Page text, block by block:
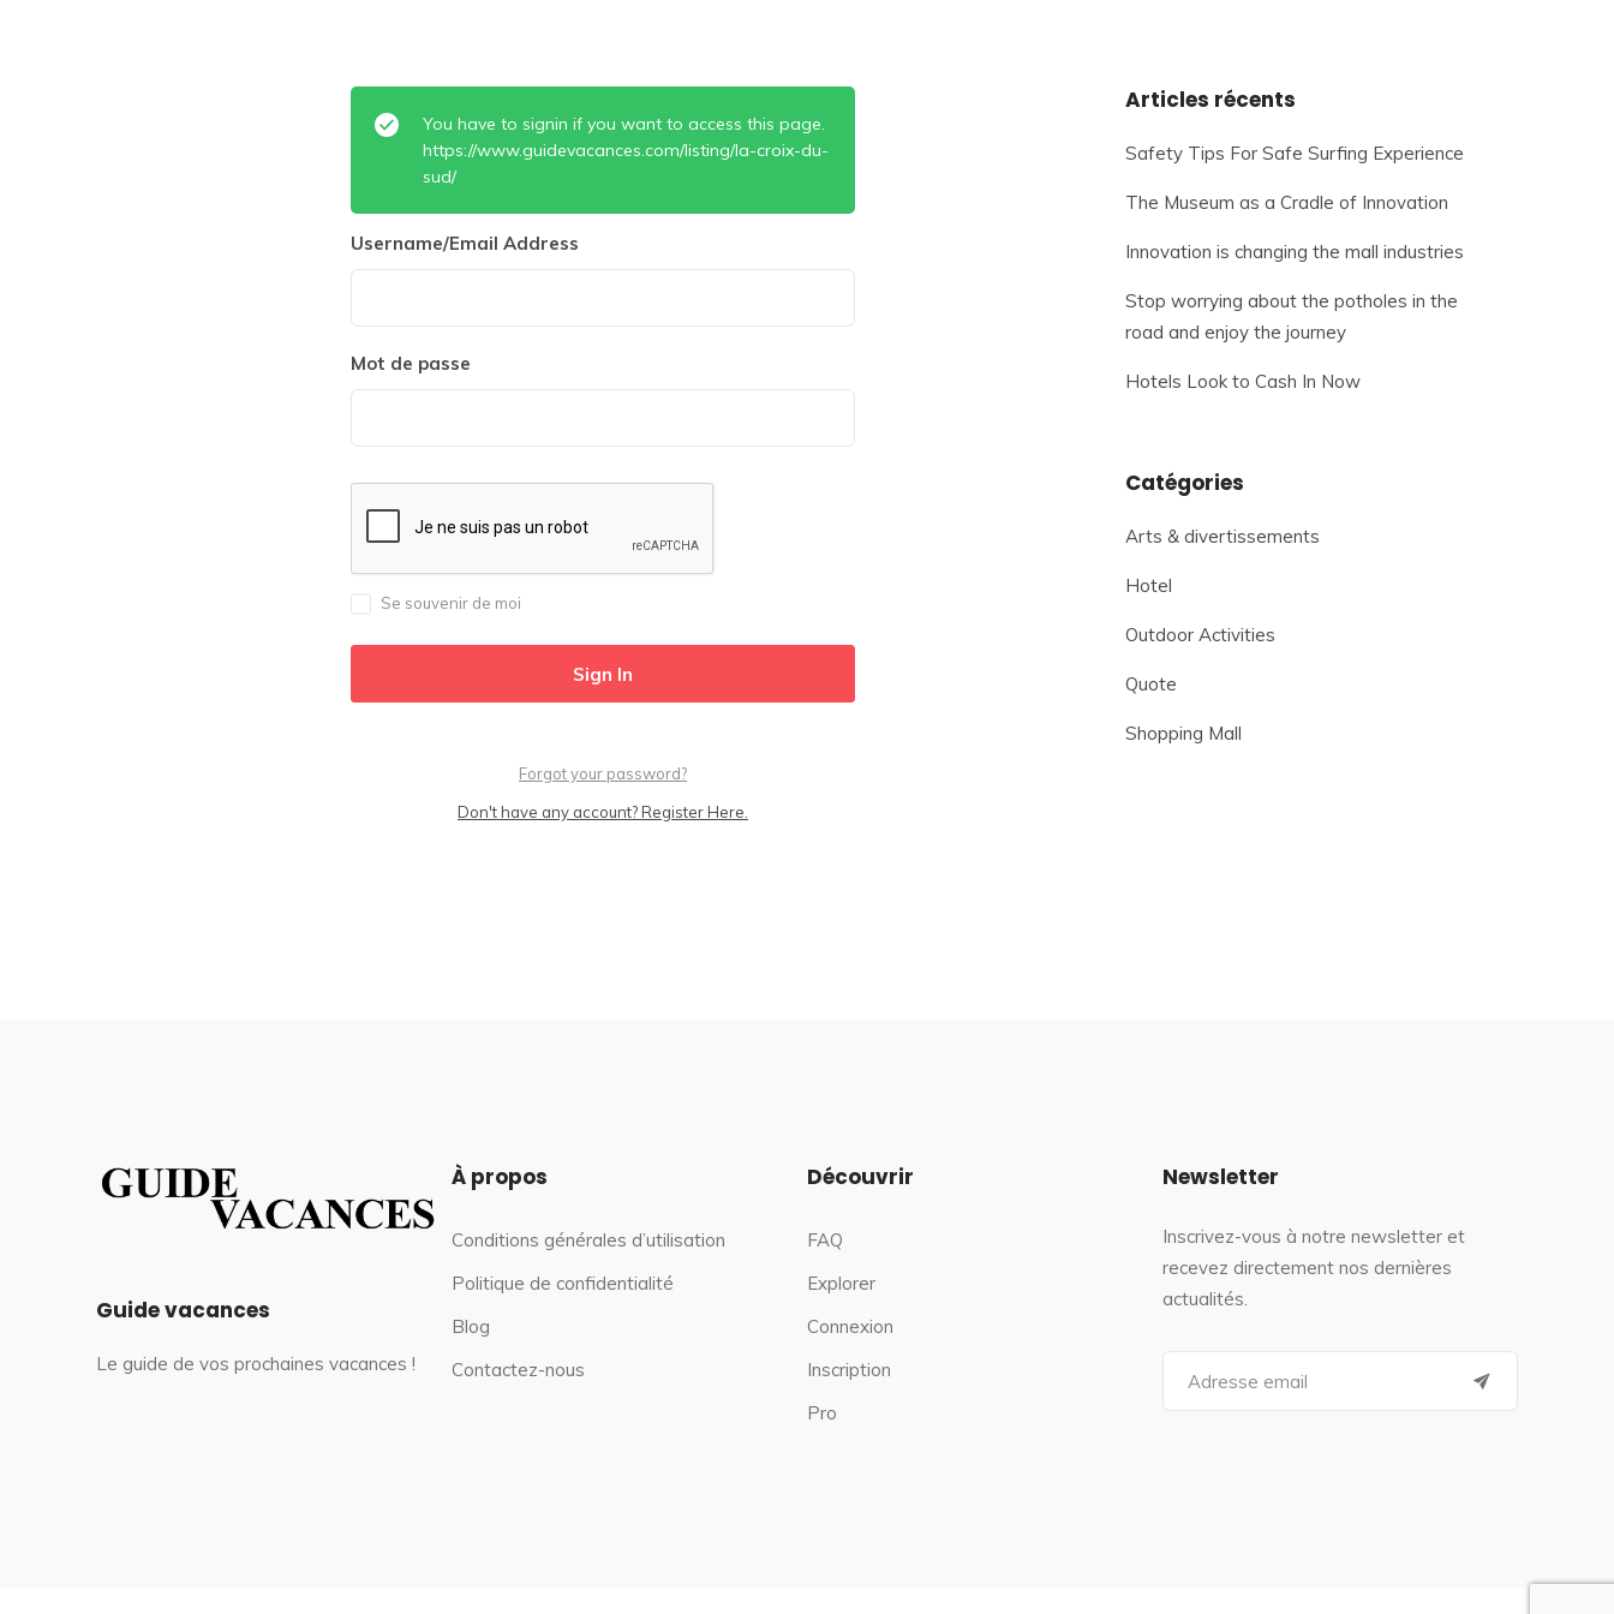
You have to signin if you want to access this page.
https://www.guidevacances.com/listing/la-croix-du-
sud/
Username/Email Address
Mot de passe
Se souvenir de moi
Forgot your password?
Don't have any account? Register Here.
Articles récents
Safety Tips For Safe Surfing Experience
The Museum as a Cradle of Innovation
Innovation is changing the mall industries
Stop worrying about the potholes in the
road and enjoy the journey
Hotels Look to Cash In Now
Catégories
Arts & divertissements
Hotel
Outdoor Activities
Quote
Shopping Mall
Guide vacances
Le guide de vos prochaines vacances !
À propos
Conditions générales d’utilisation
Politique de confidentialité
Blog
Contactez-nous
Découvrir
FAQ
Explorer
Connexion
Inscription
Pro
Newsletter
Inscrivez-vous à notre newsletter et
recevez directement nos dernières
actualités.
a